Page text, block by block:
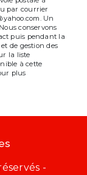
par courrier
Un
conservons
puis pendant la
de gestion des
la liste
à cette
plus
-